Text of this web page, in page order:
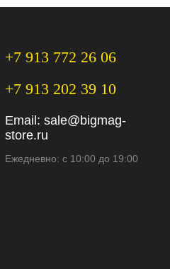
+7 913 772 26 06
+7 913 202 39 10
Email: sale@bigmag-
store.ru
Ежедневно: с 10:00 до 19:00